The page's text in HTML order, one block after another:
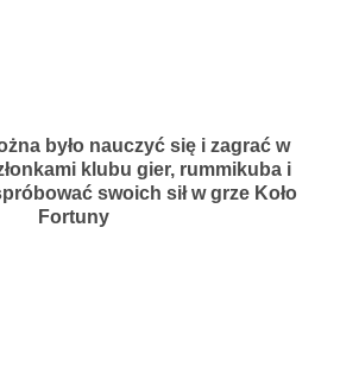
było nauczyć się i zagrać w
klubu gier, rummikuba i
swoich sił w grze Koło
Fortuny